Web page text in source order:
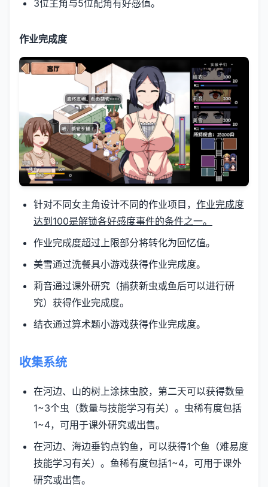
3位主角与5位配角有好感值。
作业完成度
针对不同女主角设计不同的作业项目， 作业完成度
达到100是解锁各好感度事件的条件之一。
作业完成度超过上限部分将转化为回忆值。
美雪通过洗餐具小游戏获得作业完成度。
莉音通过课外研究（捕获新虫或鱼后可以进行研
究）获得作业完成度。
结衣通过算术题小游戏获得作业完成度。
收集系统
在河边、山的树上涂抹虫胶，第二天可以获得数量
1~3个虫（数量与技能学习有关）。虫稀有度包括
1~4，可用于课外研究或出售。
在河边、海边垂钓点钓鱼，可以获得1个鱼（难易度
技能学习有关）。鱼稀有度包括1~4，可用于课外
研究或出售。